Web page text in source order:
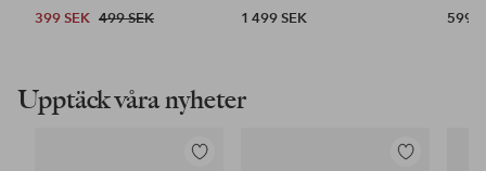
399 SEK 499 SEK
1 499 SEK
599
Upptäck våra nyheter
Lägg
Lägg